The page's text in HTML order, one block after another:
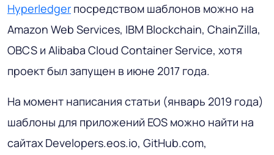
Hyperledger посредством шаблонов можно на
Amazon Web Services, IBM Blockchain, ChainZilla,
OBCS и Alibaba Cloud Container Service, хотя
проект был запущен в июне 2017 года.
На момент написания статьи (январь 2019 года)
шаблоны для приложений EOS можно найти на
сайтах Developers.eos.io, GitHub.com,